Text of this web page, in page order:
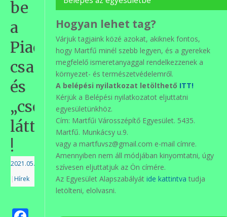
be
a
Piac-
csarnokba
és
„csodát”
láttam
!
2021.05.26.
|Hírek
Hogyan lehet tag?
Várjuk tagjaink közé azokat, akiknek fontos,
hogy Martfű minél szebb legyen, és a gyerekek
megfelelő ismeretanyaggal rendelkezzenek a
környezet- és természetvédelemről.
A belépési nyilatkozat letölthető ITT!
Kérjük a Belépési nyilatkozatot eljuttatni
egyesületünkhöz.
Cím: Martfűi Városszépítő Egyesület. 5435.
Martfű. Munkácsy u.9.
vagy a martfuvsz@gmail.com e-mail címre.
Amennyiben nem áll módjában kinyomtatni, úgy
szívesen eljuttatjuk az Ön címére.
Az Egyesület Alapszabályát ide kattintva tudja
letölteni, elolvasni.